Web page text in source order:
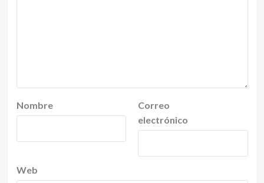
Nombre
Correo
electrónico
Web